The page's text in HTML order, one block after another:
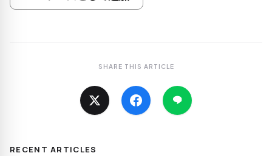
SHARE THIS ARTICLE
RECENT ARTICLES